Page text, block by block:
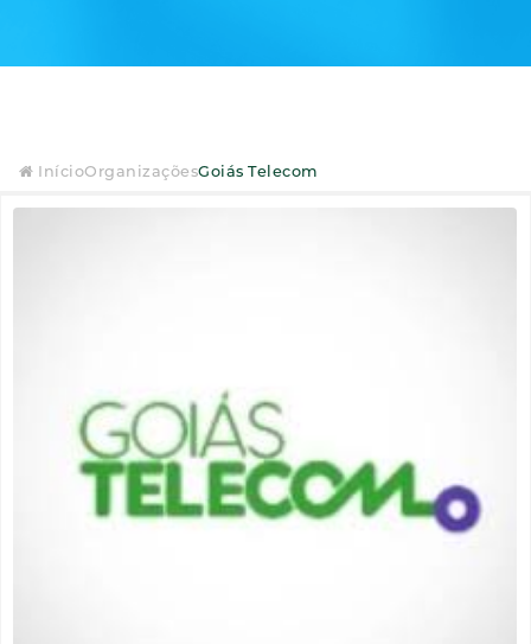
InícioOrganizaçõesGoiás Telecom